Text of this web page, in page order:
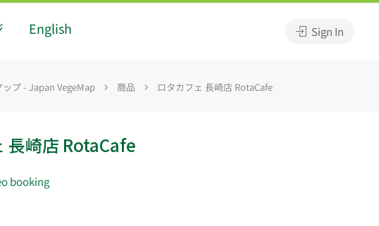
English Sign In
ップ - Japan VegeMap 商品 ロタカフェ 長崎店 RotaCafe
長崎店 RotaCafe
booking